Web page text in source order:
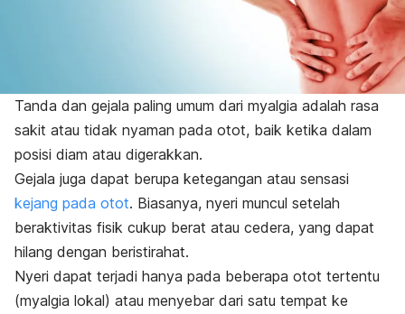
Tanda dan gejala paling umum dari myalgia adalah rasa
sakit atau tidak nyaman pada otot, baik ketika dalam
posisi diam atau digerakkan.
Gejala juga dapat berupa ketegangan atau sensasi
kejang pada otot. Biasanya, nyeri muncul setelah
beraktivitas fisik cukup berat atau cedera, yang dapat
hilang dengan beristirahat.
Nyeri dapat terjadi hanya pada beberapa otot tertentu
(myalgia lokal) atau menyebar dari satu tempat ke